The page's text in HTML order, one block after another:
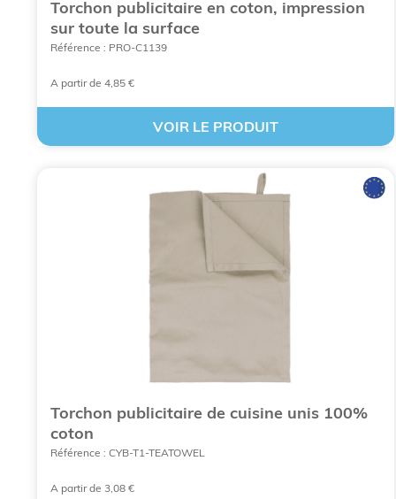
Torchon publicitaire en coton, impression
sur toute la surface
Référence : PRO-C1139
A partir de 4,85 €
VOIR LE PRODUIT
Torchon publicitaire de cuisine unis 100%
coton
Référence : CYB-T1-TEATOWEL
A partir de 3,08 €